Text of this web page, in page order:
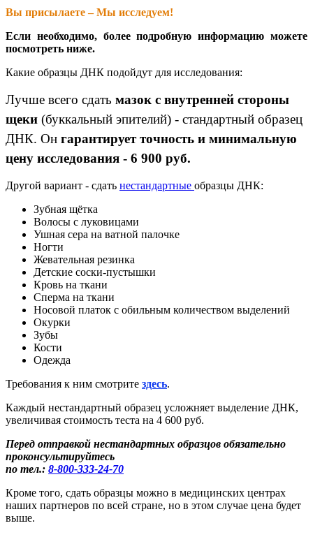
Вы присылаете – Мы исследуем!
Если необходимо, более подробную информацию можете
посмотреть ниже.
Какие образцы ДНК подойдут для исследования:
Лучше всего сдать мазок с внутренней стороны
щеки (буккальный эпителий) - стандартный образец
ДНК. Он гарантирует точность и минимальную
цену исследования - 6 900 руб.
Другой вариант - сдать нестандартные образцы ДНК:
Зубная щётка
Волосы с луковицами
Ушная сера на ватной палочке
Ногти
Жевательная резинка
Детские соски-пустышки
Кровь на ткани
Сперма на ткани
Носовой платок с обильным количеством выделений
Окурки
Зубы
Кости
Одежда
Требования к ним смотрите здесь.
Каждый нестандартный образец усложняет выделение ДНК,
увеличивая стоимость теста на 4 600 руб.
Перед отправкой нестандартных образцов обязательно
проконсультируйтесь
по тел.: 8-800-333-24-70
Кроме того, сдать образцы можно в медицинских центрах
наших партнеров по всей стране, но в этом случае цена будет
выше.